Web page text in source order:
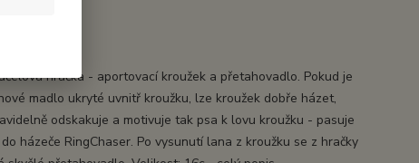
hračka - aportovací kroužek a přetahovadlo. Pokud je
madlo ukryté uvnitř kroužku, lze kroužek dobře házet,
odskakuje a motivuje tak psa k lovu kroužku - pasuje
házeče RingChaser. Po vysunutí lana z kroužku se z hračky